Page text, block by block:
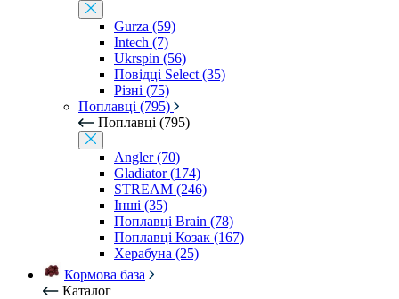
Gurza (59)
Intech (7)
Ukrspin (56)
Повідці Select (35)
Різні (75)
Поплавці (795)
Поплавці (795)
Angler (70)
Gladiator (174)
STREAM (246)
Інші (35)
Поплавці Brain (78)
Поплавці Козак (167)
Херабуна (25)
Кормова база
Каталог